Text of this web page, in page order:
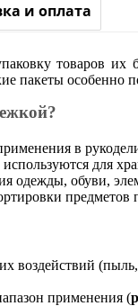
и оплата
товаров
пакеты
в
для
одежды, обуви,
предметов
воздействий
применения (